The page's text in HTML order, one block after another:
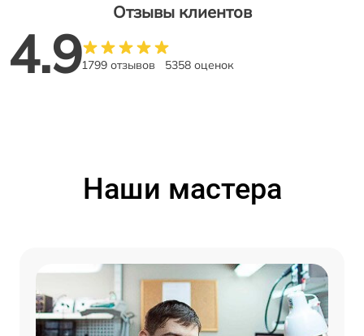
Отзывы клиентов
4.91799 отзывов 5358 оценок
Наши мастера